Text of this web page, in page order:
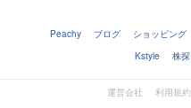
Peachy ブログ ショッピング
Kstyle
株探
運営会社 利用規約